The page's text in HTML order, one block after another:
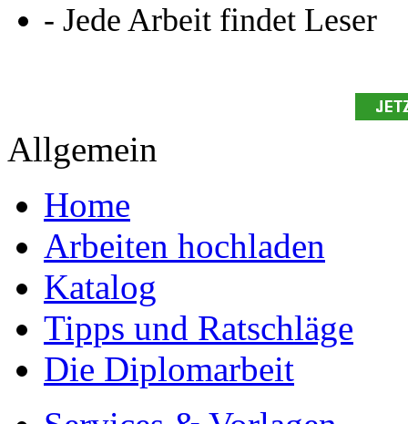
- Jede Arbeit findet Leser
Allgemein
Home
Arbeiten hochladen
Katalog
Tipps und Ratschläge
Die Diplomarbeit